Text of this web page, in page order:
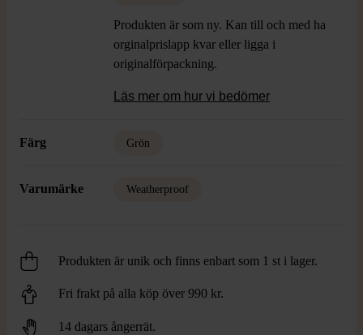
Produkten är som ny. Kan till och med ha
orginalprislapp kvar eller ligga i
originalförpackning.
Läs mer om hur vi bedömer
Färg Grön
Varumärke Weatherproof
Produkten är unik och finns enbart som 1 st i lager.
Fri frakt på alla köp över 990 kr.
14 dagars ångerrät.